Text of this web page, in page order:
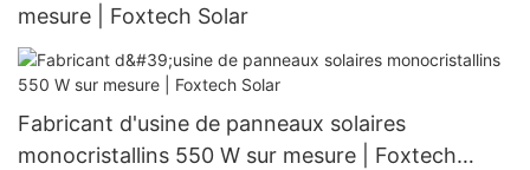
mesure | Foxtech Solar
Fabricant d'usine de panneaux solaires
monocristallins 550 W sur mesure | Foxtech